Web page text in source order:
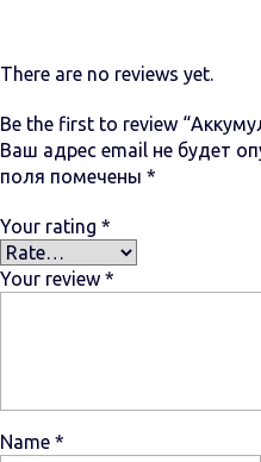
There are no reviews yet.
Be the first to review
Ваш адрес email не будет
поля помечены *
Your rating *
Your review *
Name *